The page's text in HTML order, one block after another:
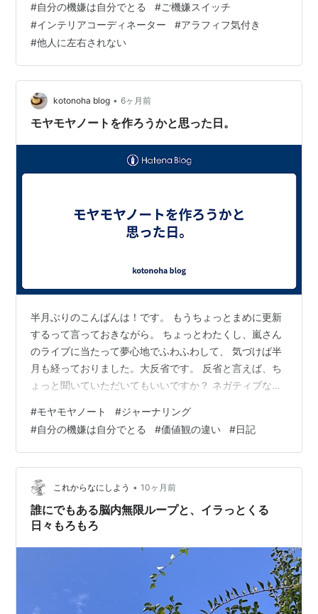
左右されすぎない。 そして、自分を整える“スイッチ”を
知っておくこと。 それが「自分の機嫌は、自分でとる」
ということなのだと思う。 そんな娘の言葉を思い出しな
がら、私は最近ふと家の中を見渡して気づいた。どうも
落ち着かない。イライラする。理由はすぐにわかった。
部屋が散らかっていたから。原因はいく…
#自分の機嫌は自分でとる #ご機嫌スイッチ
#インテリアコーディネーター #アラフィフ気付き
#他人に左右されない
kotonoha blog • 6ヶ月前
モヤモヤノートを作ろうかと思った日。
半月ぶりのこんばんは！です。 もうちょっとまめに更新
するって言っておきながら。 ちょっとわたくし、嵐さん
のライブに当たって夢心地でふわふわして、 気づけば半
月も経っておりました。大反省です。 反省と言えば、ち
ょっと聞いていただいてもいいですか？ ネガティブな感
きますが。 人とのコミュニケーションって、最近はSNS
もあったりして、何なら女子高生の間では短縮語の羅列
で会話されていたり、必要最低限で済まされている。 対
面で楽しく話せるのなら全然いいと思う。 でも、最近、
大人になればなるほど、見えない相手と話すメッセージ
のやり取りこそ、回りくどいくらい…
#モヤモヤノート #ジャーナリング
#自分の機嫌は自分でとる #価値観の違い #日記
これからなにしよう • 10ヶ月前
誰にでもある脳内無限ループと、イラっとくる
日々もろもろ